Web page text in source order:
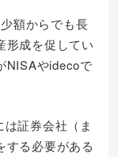
額からでも長
形成を促してい
NISAやidecoで
証券会社（ま
する必要がある